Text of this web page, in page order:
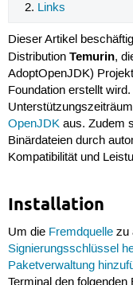
Links
Dieser Artikel
Distribution Temurin,
AdoptOpenJDK)
Foundation erstellt
OpenJDKaus. Zudem
Binärdateien durch
Kompatibilität und
Installation
Um die Fremdquellezu
Signierungsschlüssel
Paketverwaltung